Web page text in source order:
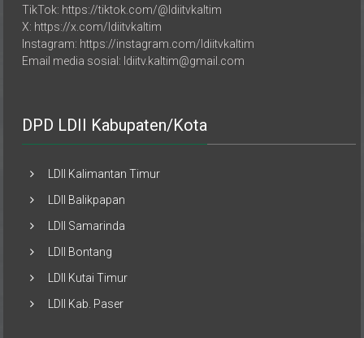
X: https://x.com/ldiitvkaltim
Instagram: https://instagram.com/ldiitvkaltim
Email media sosial: ldiitv.kaltim@gmail.com
LDII Samarinda
LDII Kutai Timur